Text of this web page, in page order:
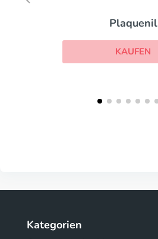
Plaquenil
KAUFEN
Kategorien